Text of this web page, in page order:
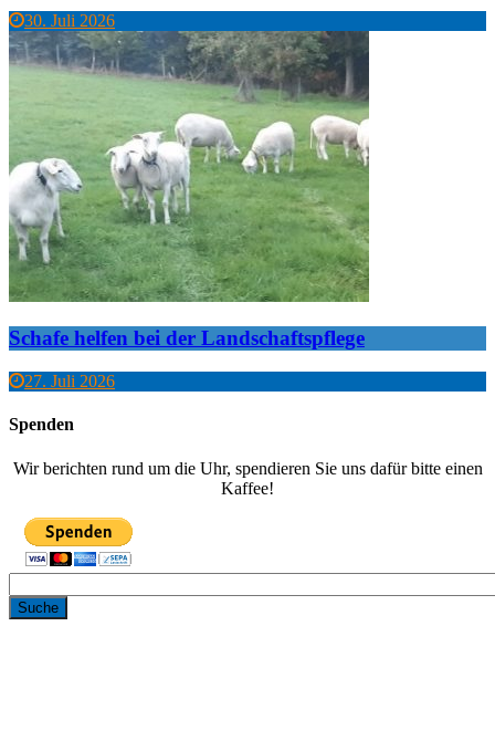
30. Juli 2026
Schafe helfen bei der Landschaftspflege
27. Juli 2026
Spenden
Wir berichten rund um die Uhr, spendieren Sie uns dafür bitte einen
Kaffee!